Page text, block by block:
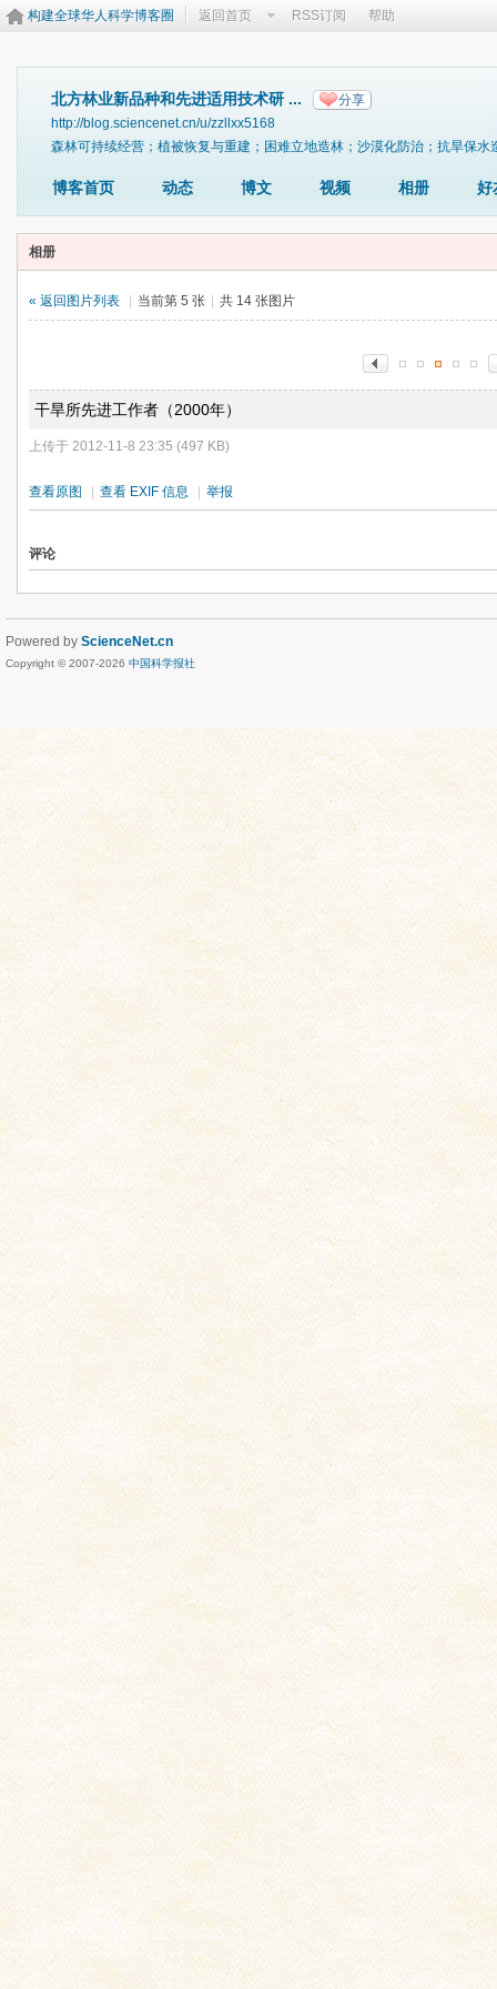
构建全球华人科学博客圈 返回首页 RSS订阅 帮助
北方林业新品种和先进适用技术研 ... 分享
http://blog.sciencenet.cn/u/zzllxx5168
森林可持续经营；植被恢复与重建；困难立地造林；沙漠化防治；抗旱保
博客首页 动态 博文 视频 相册 好
相册
« 返回图片列表 当前第 5 张 共 14 张图片
干旱所先进工作者（2000年）
上传于 2012-11-8 23:35 (497 KB)
查看原图 查看 EXIF 信息 举报
评论
Powered by ScienceNet.cn
Copyright © 2007-2026 中国科学报社